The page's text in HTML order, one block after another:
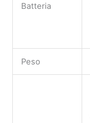
Batteria
Peso